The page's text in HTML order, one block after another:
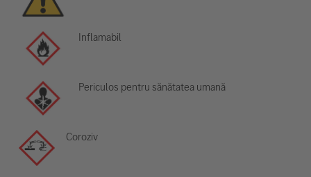
Inflamabil
Periculos pentru sănătatea umană
Coroziv